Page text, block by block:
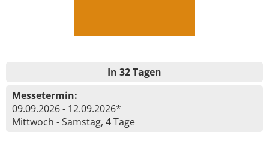
In 32 Tagen
Messetermin:
09.09.2026 - 12.09.2026*
Mittwoch - Samstag, 4 Tage